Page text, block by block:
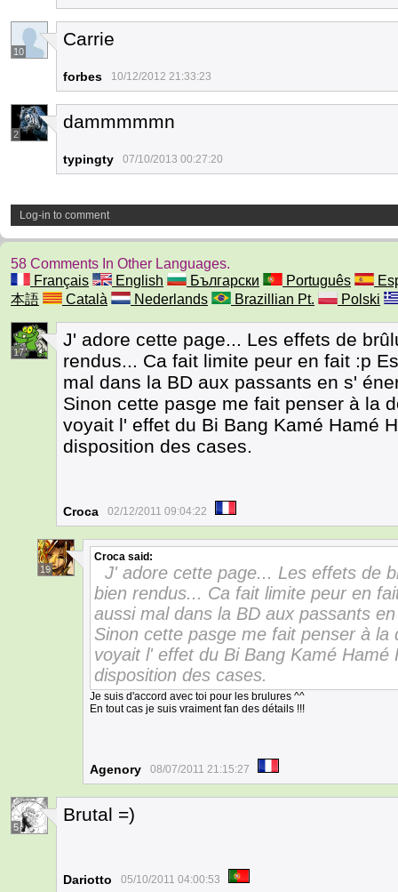
10
Carrie
forbes 10/12/2012 21:33:23
2
dammmmmn
typingty 07/10/2013 00:27:20
Log-in to comment
58 Comments In Other Languages.
Français
English Български Português
本語
Català Nederlands Brazillian Pt. Polski
17
J' adore cette page... Les effets de
rendus... Ca fait limite peur en fait :p
mal dans la BD aux passants en s'
Sinon cette pasge me fait penser à la
voyait l' effet du Bi Bang Kamé Hamé
disposition des cases.
Croca 02/12/2011 09:04:22
19
Croca said:
J' adore cette page... Les effets de
bien rendus... Ca fait limite peur en
aussi mal dans la BD aux passants
Sinon cette pasge me fait penser à la
voyait l' effet du Bi Bang Kamé
disposition des cases.
Je suis d'accord avec toi pour les brulures ^^
En tout cas je suis vraiment fan des détails !!!
Agenory 08/07/2011 21:15:27
5
Brutal =)
Dariotto 05/10/2011 04:00:53